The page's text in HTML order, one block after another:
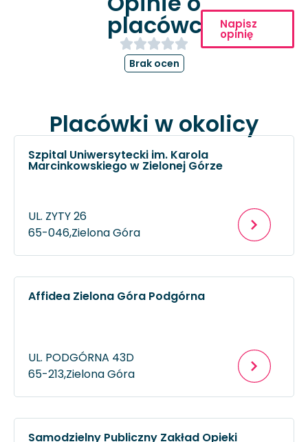
placówce
Brak ocen
Napisz
opinię
Placówki w okolicy
Szpital Uniwersytecki im. Karola
Marcinkowskiego w Zielonej Górze
UL. ZYTY 26
65-046,Zielona Góra
Affidea Zielona Góra Podgórna
UL. PODGÓRNA 43D
65-213,Zielona Góra
Samodzielny Publiczny Zakład Opieki